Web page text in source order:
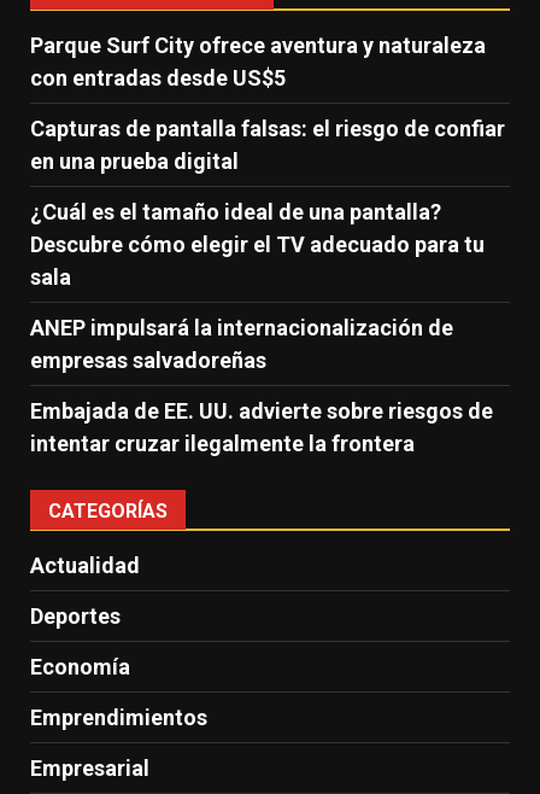
Parque Surf City ofrece aventura y naturaleza
con entradas desde US$5
Capturas de pantalla falsas: el riesgo de confiar
en una prueba digital
¿Cuál es el tamaño ideal de una pantalla?
Descubre cómo elegir el TV adecuado para tu
sala
ANEP impulsará la internacionalización de
empresas salvadoreñas
Embajada de EE. UU. advierte sobre riesgos de
intentar cruzar ilegalmente la frontera
CATEGORÍAS
Actualidad
Deportes
Economía
Emprendimientos
Empresarial